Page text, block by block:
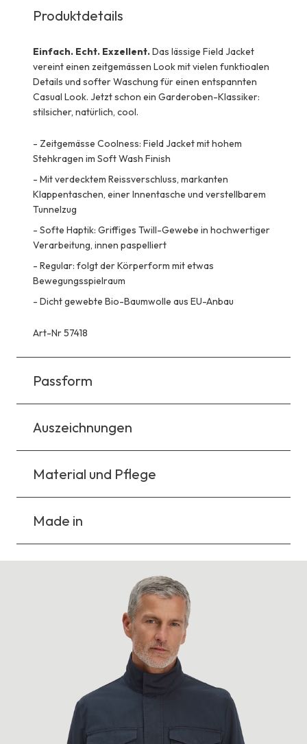
Produktdetails
Einfach. Echt. Exzellent.Das lässige Field Jacket
vereint einen zeitgemässen Look mit vielen funktioalen
Details und softer Waschung für einen entspannten
Casual Look. Jetzt schon ein Garderoben-Klassiker:
stilsicher, natürlich, cool.
- Zeitgemässe Coolness: Field Jacket mit hohem
Stehkragen im Soft Wash Finish
- Mit verdecktem Reissverschluss, markanten
Klappentaschen, einer Innentasche und verstellbarem
Tunnelzug
- Softe Haptik: Griffiges Twill-Gewebe in hochwertiger
Verarbeitung, innen paspelliert
- Regular: folgt der Körperform mit etwas
Bewegungsspielraum
- Dicht gewebte Bio-Baumwolle aus EU-Anbau
Art-Nr 57418
Passform
Auszeichnungen
Material und Pflege
Made in